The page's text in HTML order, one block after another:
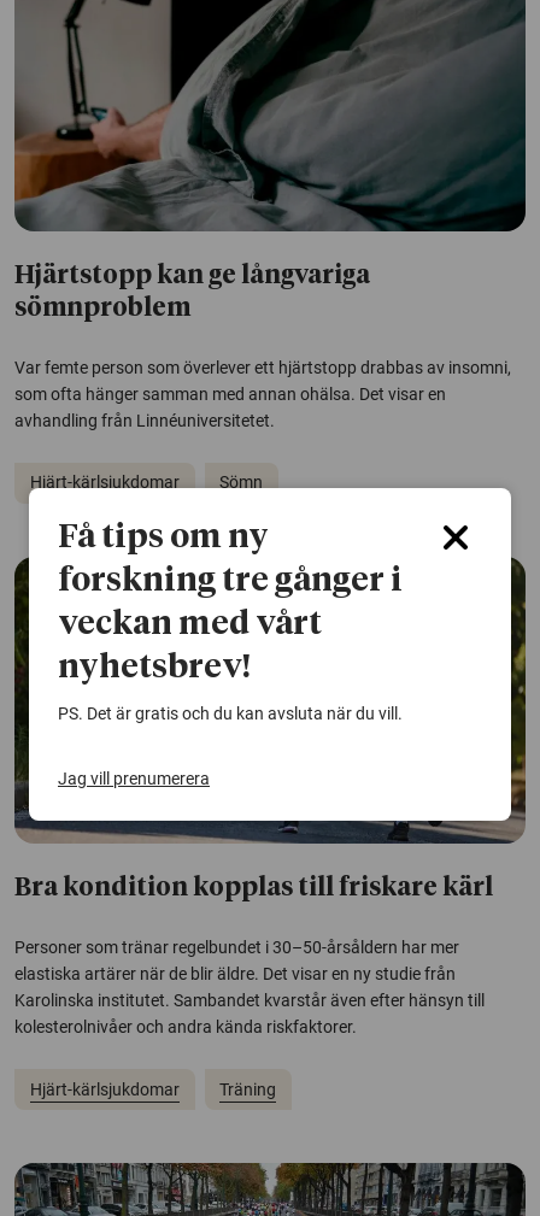
Hjärtstopp kan ge långvariga
sömnproblem
Var femte person som överlever ett hjärtstopp drabbas av insomni,
som ofta hänger samman med annan ohälsa. Det visar en
avhandling från Linnéuniversitetet.
Hjärt-kärlsjukdomar Sömn
Bra kondition kopplas till friskare kärl
Personer som tränar regelbundet i 30–50-årsåldern har mer
elastiska artärer när de blir äldre. Det visar en ny studie från
Karolinska institutet. Sambandet kvarstår även efter hänsyn till
kolesterolnivåer och andra kända riskfaktorer.
Hjärt-kärlsjukdomar Träning
Få tips om ny
forskning tre gånger i
veckan med vårt
nyhetsbrev!
PS. Det är gratis och du kan avsluta när du vill.
Jag vill prenumerera